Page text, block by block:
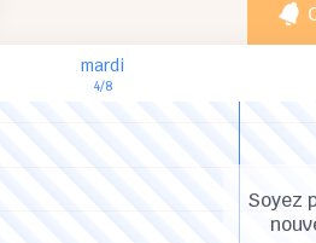
Soyez
mardi
4/8